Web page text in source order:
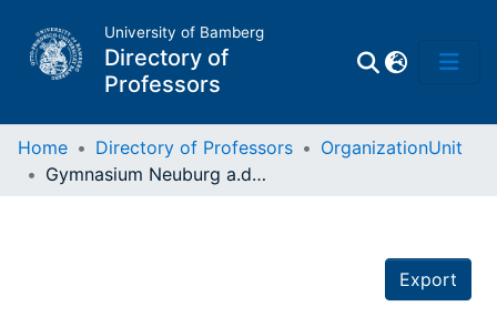
University of Bamberg
Directory of
Professors
Home Directory of Professors
OrganizationUnit
Gymnasium Neuburg a.d. Donau
Export